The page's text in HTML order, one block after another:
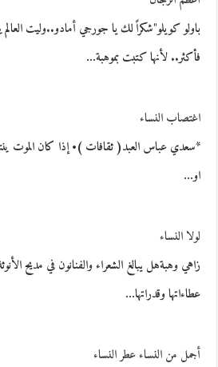
باولو كويلو"شكراً لك يا جورجي أمادو..وليت العالم
فأكثر.. لأنها كتبت بموهبة…
اغتصاب النساء
*سعدي عباس العبد( ثقافات )• إذا كان الموت
او…
لولا النساء
زاهي وهبةهل يبالغ الشعراء والفنانون في مديح
عطاءاتها وقدراتها…
أجمل من النساء عطر النساء